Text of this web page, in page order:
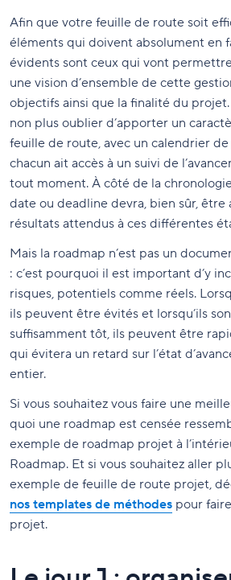
Afin que votre feuille de route soit
éléments qui doivent absolument en
évidents sont ceux qui vont permettre
une vision d’ensemble de cette
objectifs ainsi que la finalité du
non plus oublier d’apporter un
feuille de route, avec un calendrier
chacun ait accès à un suivi de
tout moment. À côté de la
date ou deadline devra, bien sûr, être
résultats attendus à ces différentes
Mais la roadmap n’est pas un
: c’est pourquoi il est important d’y
risques, potentiels comme réels.
ils peuvent être évités et lorsqu’ils
suffisamment tôt, ils peuvent être
qui évitera un retard sur l’état
entier.
Si vous souhaitez vous faire une
quoi une roadmap est censée
exemple de roadmap projet à
Roadmap. Et si vous souhaitez aller
exemple de feuille de route projet,
nos templates de méthodes pour
projet.